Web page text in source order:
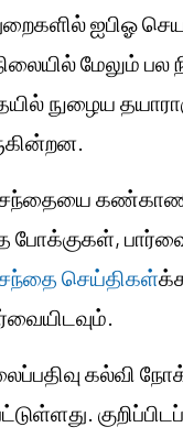
ஐபிஓ
மேலும் பல
நுழைய
சந்தையை
போக்குகள்,
சந்தை செய்திகள்
கல்வி